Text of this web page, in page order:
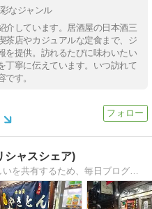
なジャンル
介しています。居酒屋の日本酒三
茶店やカジュアルな定食まで、ジ
を提供。訪れるたびに味わいたい
丁寧に伝えています。いつ訪れて
す。
シャスシェア)
DELICIOUS SHAREは、おいしいを共有するため、毎日ブログでグルメ情報を配信してます。食べ歩き歴15年目で、本気で食べ歩いている人が、書いてます。